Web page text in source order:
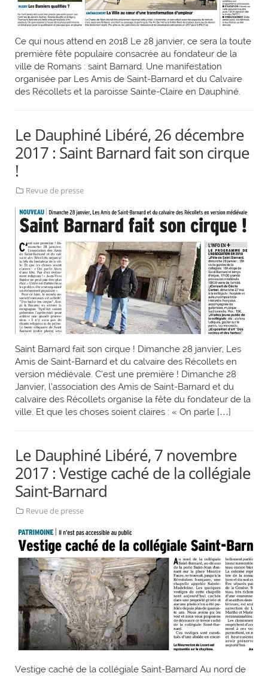
Ce qui nous attend en 2018 Le 28 janvier, ce sera la toute
première fête populaire consacrée au fondateur de la
ville de Romans : saint Barnard. Une manifestation
organisée par Les Amis de Saint-Barnard et du Calvaire
des Récollets et la paroisse Sainte-Claire en Dauphiné.
Le Dauphiné Libéré, 26 décembre
2017 : Saint Barnard fait son cirque
!
Revue de presse
Saint Barnard fait son cirque ! Dimanche 28 janvier, Les
Amis de Saint-Barnard et du calvaire des Récollets en
version médiévale. C’est une première ! Dimanche 28
Janvier, l’association des Amis de Saint-Barnard et du
calvaire des Récollets organise la fête du fondateur de la
ville. Et que les choses soient claires : « On parle […]
Le Dauphiné Libéré, 7 novembre
2017 : Vestige caché de la collégiale
Saint-Barnard
Revue de presse
Vestige caché de la collégiale Saint-Barnard Au nord de